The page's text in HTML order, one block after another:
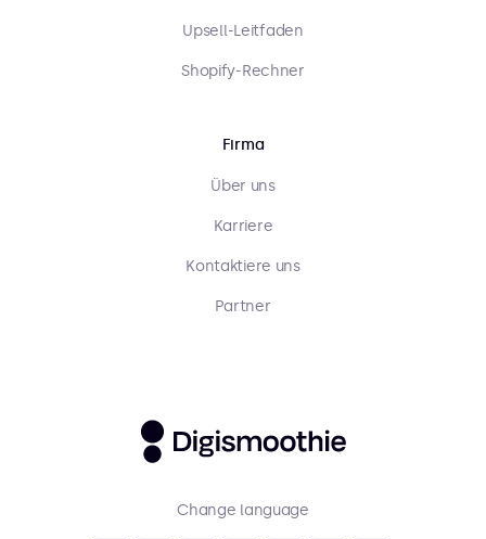
Upsell-Leitfaden
Shopify-Rechner
Firma
Über uns
Karriere
Kontaktiere uns
Partner
Change language